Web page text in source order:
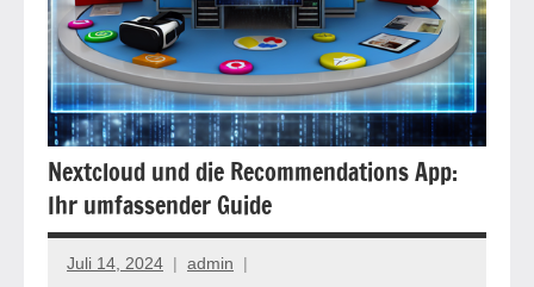
Nextcloud und die Recommendations App:
Ihr umfassender Guide
Juli 14, 2024 admin